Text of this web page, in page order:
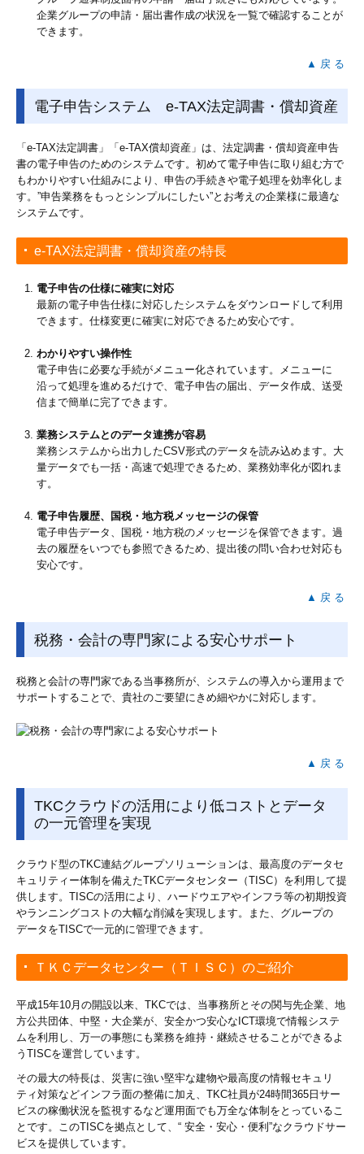
企業グループの申請・届出書作成の状況を一覧で確認することが
できます。
▲ 戻 る
電子申告システム e-TAX法定調書・償却資産
「e-TAX法定調書」「e-TAX償却資産」は、法定調書・償却資産申告
書の電子申告のためのシステムです。初めて電子申告に取り組む方で
もわかりやすい仕組みにより、申告の手続きや電子処理を効率化しま
す。”申告業務をもっとシンプルにしたい”とお考えの企業様に最適な
システムです。
e-TAX法定調書・償却資産の特長
電子申告の仕様に確実に対応
最新の電子申告仕様に対応したシステムをダウンロードして利用
できます。仕様変更に確実に対応できるため安心です。
わかりやすい操作性
電子申告に必要な手続がメニュー化されています。メニューに
沿って処理を進めるだけで、電子申告の届出、データ作成、送受
信まで簡単に完了できます。
業務システムとのデータ連携が容易
業務システムから出力したCSV形式のデータを読み込めます。大
量データでも一括・高速で処理できるため、業務効率化が図れま
す。
電子申告履歴、国税・地方税メッセージの保管
電子申告データ、国税・地方税のメッセージを保管できます。過
去の履歴をいつでも参照できるため、提出後の問い合わせ対応も
安心です。
▲ 戻 る
税務・会計の専門家による安心サポート
税務と会計の専門家である当事務所が、システムの導入から運用まで
サポートすることで、貴社のご要望にきめ細やかに対応します。
▲ 戻 る
TKCクラウドの活用により低コストとデータ
の一元管理を実現
クラウド型のTKC連結グループソリューションは、最高度のデータセ
キュリティー体制を備えたTKCデータセンター（TISC）を利用して提
供します。TISCの活用により、ハードウエアやインフラ等の初期投資
やランニングコストの大幅な削減を実現します。また、グループの
データをTISCで一元的に管理できます。
ＴＫＣデータセンター（ＴＩＳＣ）のご紹介
平成15年10月の開設以来、TKCでは、当事務所とその関与先企業、地
方公共団体、中堅・大企業が、安全かつ安心なICT環境で情報システ
ムを利用し、万一の事態にも業務を維持・継続させることができるよ
うTISCを運営しています。
その最大の特長は、災害に強い堅牢な建物や最高度の情報セキュリ
ティ対策などインフラ面の整備に加え、TKC社員が24時間365日サー
ビスの稼働状況を監視するなど運用面でも万全な体制をとっているこ
とです。このTISCを拠点として、“ 安全・安心・便利”なクラウドサー
ビスを提供しています。